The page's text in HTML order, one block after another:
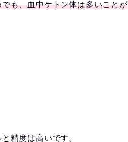
も、血中ケトン体は多いことが
精度は高いです。